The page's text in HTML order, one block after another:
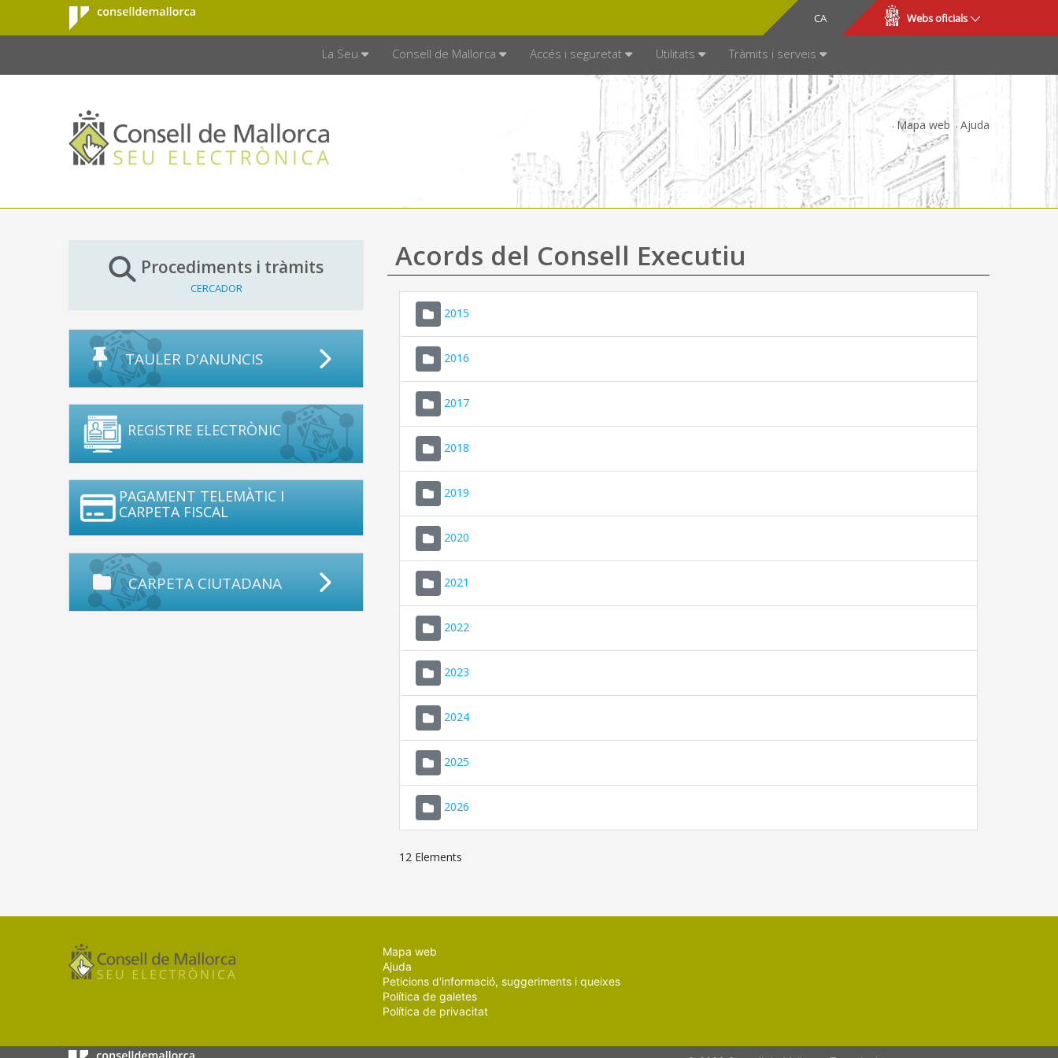
Salta al contingut principal
Consell de
Mallorca
CA
ES Webs oficials
La Seu Consell de Mallorca Accés i seguretat Utilitats Tràmits i serveis
Mapa web Ajuda
Procediments i tràmits
CERCADOR
TAULER D'ANUNCIS
REGISTRE ELECTRÒNIC
PAGAMENT TELEMÀTIC I
CARPETA FISCAL
CARPETA CIUTADANA
Acords del Consell Executiu
2015
2016
2017
2018
2019
2020
2021
2022
2023
2024
2025
2026
12 Elements
Mapa web
Ajuda
Peticions d'informació, suggeriments i queixes
Política de galetes
Política de privacitat